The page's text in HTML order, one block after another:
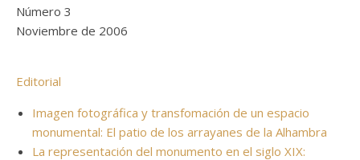
Número 3
Noviembre de 2006
Editorial
Imagen fotográfica y transfomación de un espacio
monumental: El patio de los arrayanes de la Alhambra
La representación del monumento en el siglo XIX: